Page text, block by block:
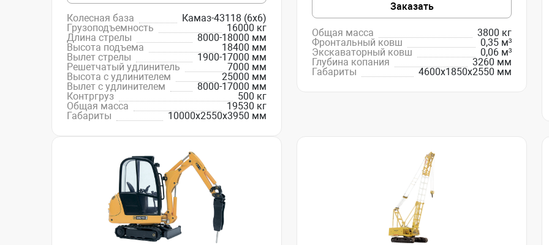
Колесная база
Камаз-43118 (6x6)
Грузоподъемность
16000 кг
Длина стрелы
8000-18000 мм
Высота подъема
18400 мм
Вылет стрелы
1900-17000 мм
Решетчатый удлинитель
7000 мм
Высота с удлинителем
25000 мм
Вылет с удлинителем
8000-17000 мм
Контргруз
500 кг
Общая масса
19530 кг
Габариты
10000х2550х3950 мм
Заказать
Общая масса
3800 кг
Фронтальный ковш
0,35 м³
Экскаваторный ковш
0,06 м³
Глубина копания
3260 мм
Габариты
4600х1850х2550 мм